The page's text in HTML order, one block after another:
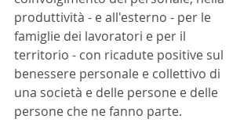
produttività - e all'esterno - per le
famiglie dei lavoratori e per il
territorio - con ricadute positive sul
benessere personale e collettivo di
una società e delle persone e delle
persone che ne fanno parte.